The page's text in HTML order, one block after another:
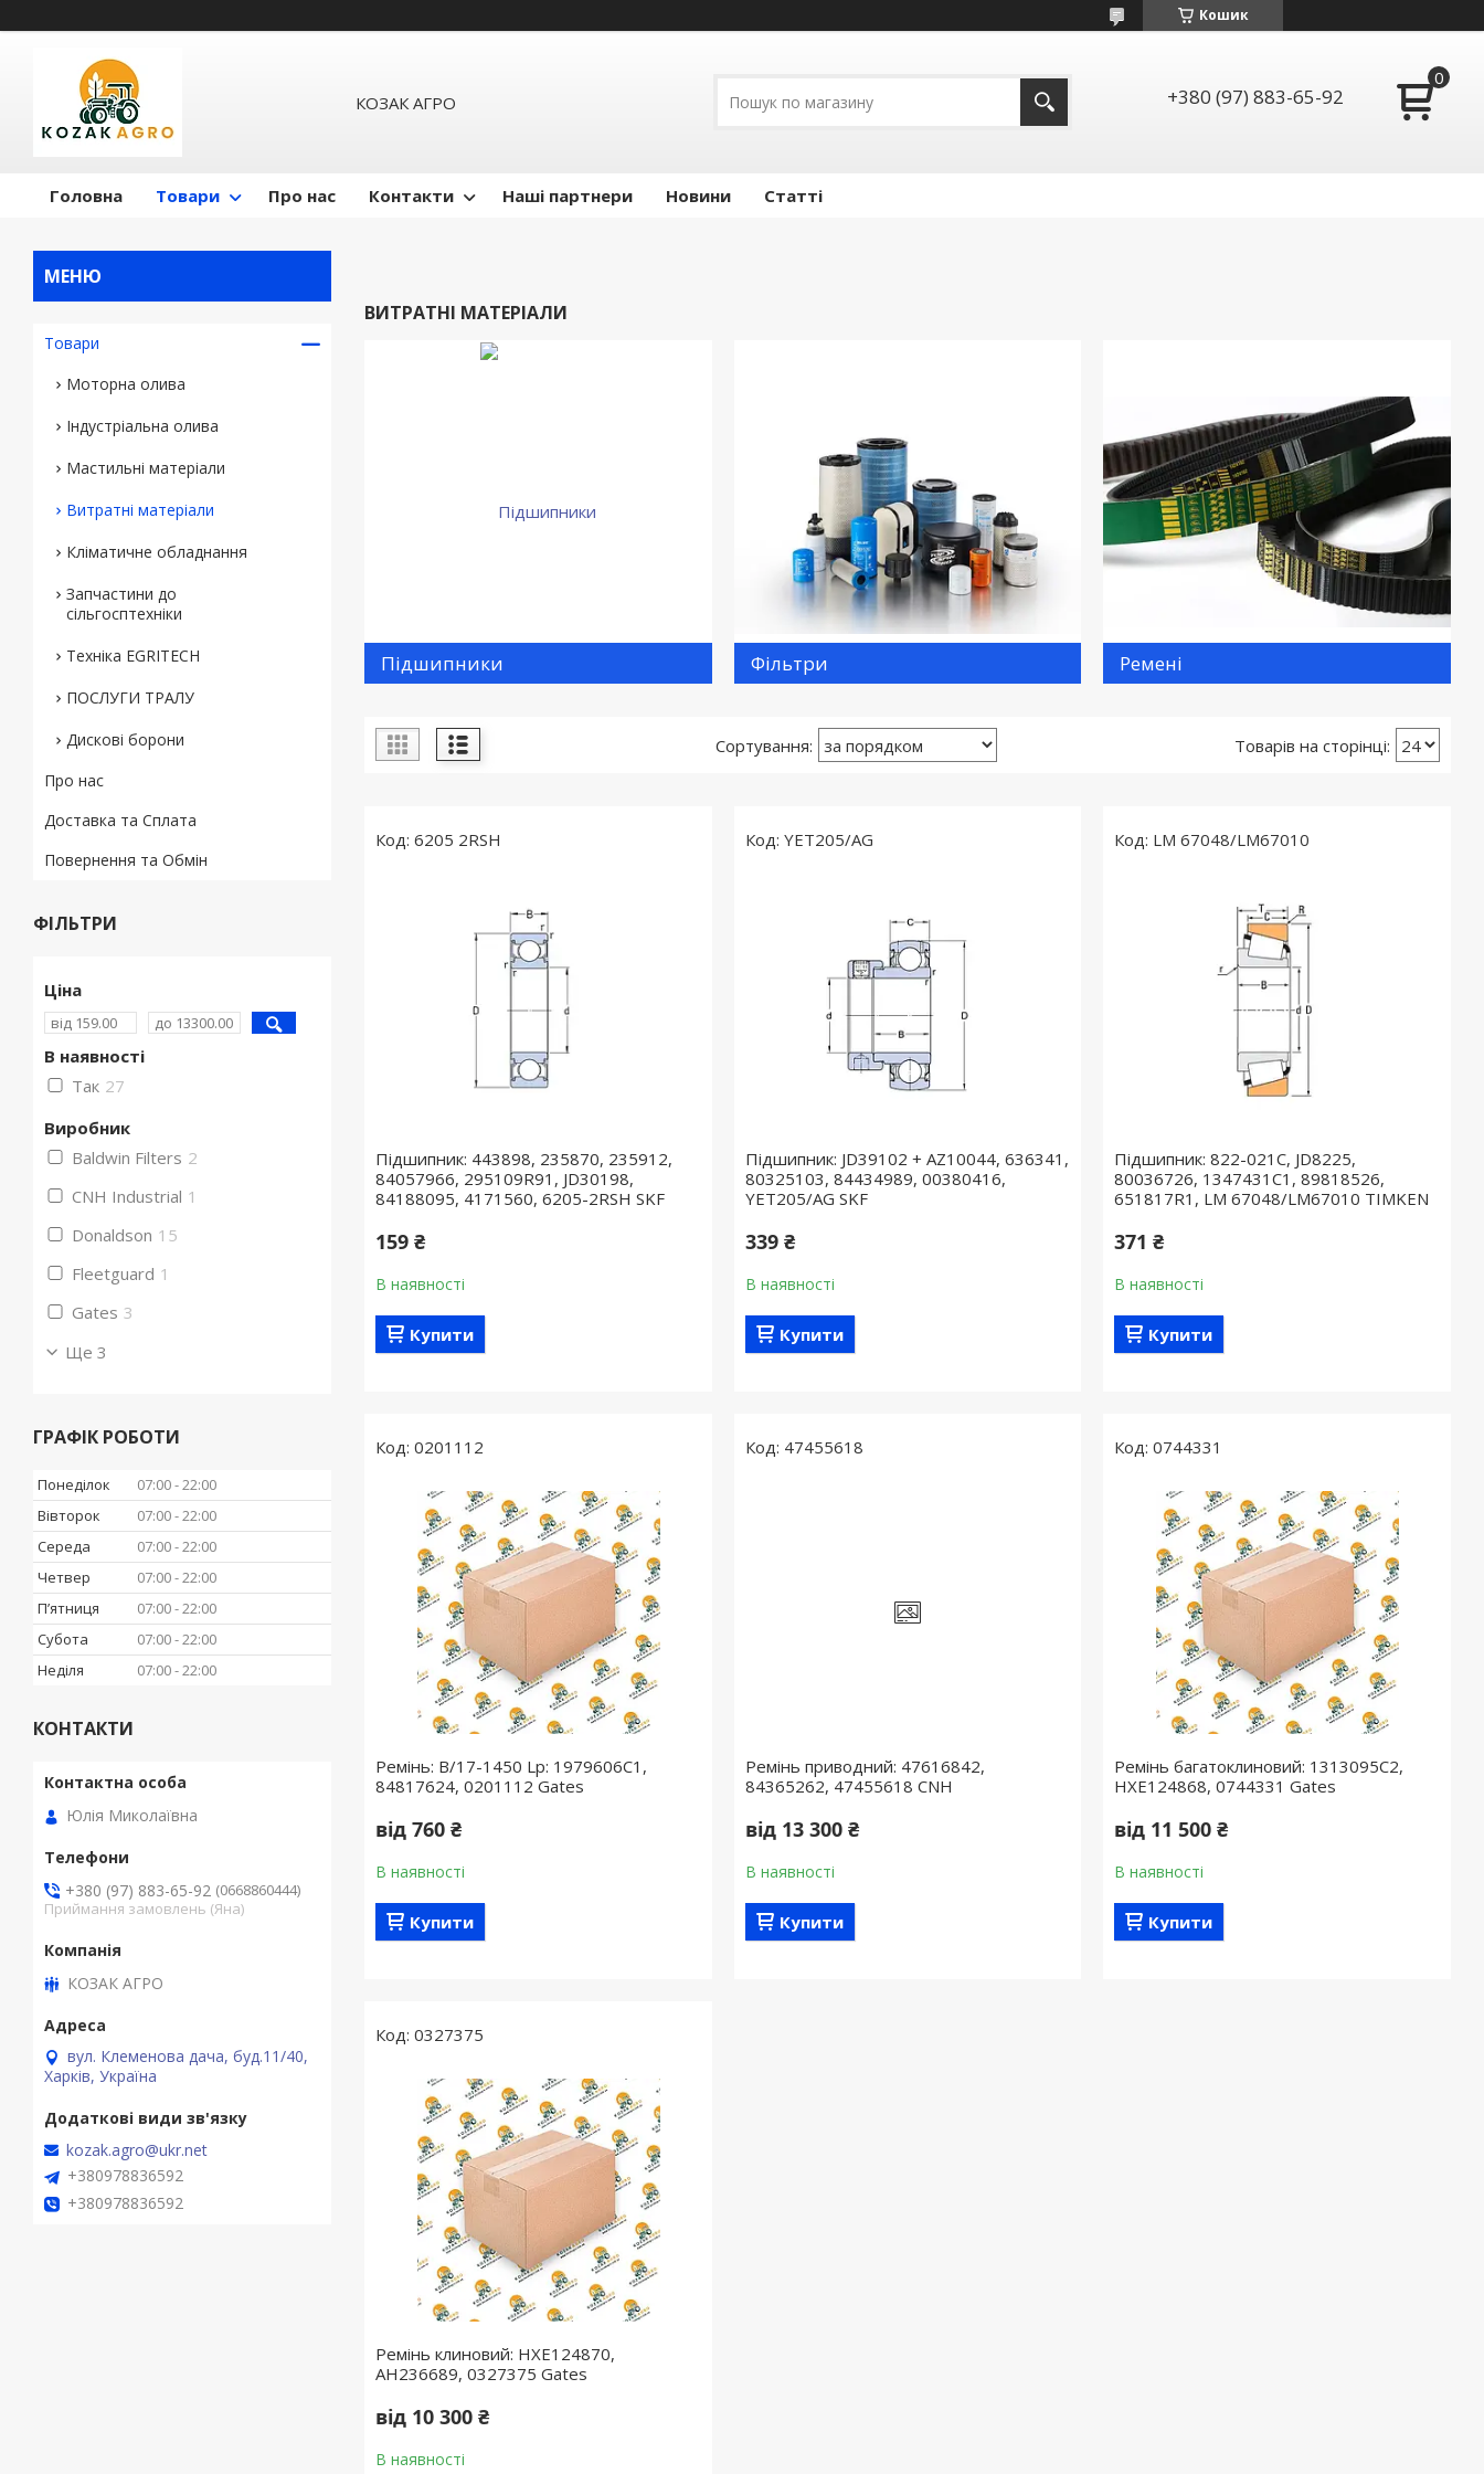
Кошик
КОЗАК АГРО +380 (97) 883-65-92
Головна Товари Про нас Контакти Наші партнери Новини Статті
ВИТРАТНІ МАТЕРІАЛИ
Підшипники Фільтри Ремені
6205 2RSH
Підшипник: 443898, 235870, 235912,
84057966, 295109R91, JD30198,
84188095, 4171560, 6205-2RSH SKF
159 ₴
В наявності
Купити
YET205/AG
Підшипник: JD39102 + AZ10044, 636341,
80325103, 84434989, 00380416,
YET205/AG SKF
339 ₴
В наявності
Купити
LM 67048/LM67010
Підшипник: 822-021C, JD8225,
80036726, 1347431C1, 89818526,
651817R1, LM 67048/LM67010 TIMKEN
371 ₴
В наявності
Купити
0201112
Ремінь: B/17-1450 Lp: 1979606C1,
84817624, 0201112 Gates
від 760 ₴
В наявності
Купити
47455618
Ремінь приводний: 47616842,
84365262, 47455618 CNH
від 13 300 ₴
В наявності
Купити
0744331
Ремінь багатоклиновий: 1313095C2,
HXE124868, 0744331 Gates
від 11 500 ₴
В наявності
Купити
0327375
Ремінь клиновий: HXE124870,
AH236689, 0327375 Gates
від 10 300 ₴
В наявності
Товари
Моторна олива
Індустріальна олива
Мастильні матеріали
Витратні матеріали
Кліматичне обладнання
Запчастини до
сільгосптехніки
Техніка EGRITECH
ПОСЛУГИ ТРАЛУ
Дискові борони
Про нас
Доставка та Сплата
Повернення та Обмін
ФІЛЬТРИ
Ціна
В наявності
Так 27
Виробник
Baldwin Filters 2
CNH Industrial 1
Donaldson 15
Fleetguard 1
Gates 3
Ще 3
ГРАФІК РОБОТИ
Понеділок 07:00 22:00
Вівторок
07:00 22:00
Середа
07:00 22:00
Четвер
07:00 22:00
Пʼятниця
07:00 22:00
Субота
07:00 22:00
Неділя
07:00 22:00
КОНТАКТИ
Юлія Миколаївна
+380 (97) 883-65-92 0668860444
Приймання замовлень (Яна)
КОЗАК АГРО
вул. Клеменова дача, буд.11/40,
Харків, Україна
kozak.agro@ukr.net
+380978836592
+380978836592